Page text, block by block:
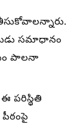
సమాధానం
పాలనా
పరిస్థితి